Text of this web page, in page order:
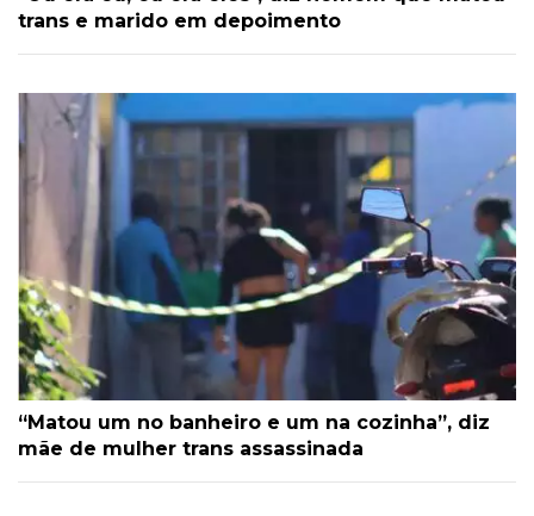
trans e marido em depoimento
“Matou um no banheiro e um na cozinha”, diz
mãe de mulher trans assassinada